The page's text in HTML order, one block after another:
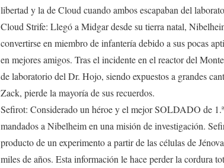
libertad y la de Cloud cuando ambos escapaban del
Cloud Strife: Llegó a Midgar desde su tierra natal,
convertirse en miembro de infantería debido a sus pocas
en mejores amigos. Tras el incidente en el reactor del
de laboratorio del Dr. Hojo, siendo expuestos a grandes
Zack, pierde la mayoría de sus recuerdos.
Sefirot: Considerado un héroe y el mejor SOLDADO de
mandados a Nibelheim en una misión de investigación.
producto de un experimento a partir de las células de
miles de años. Esta información le hace perder la cordura